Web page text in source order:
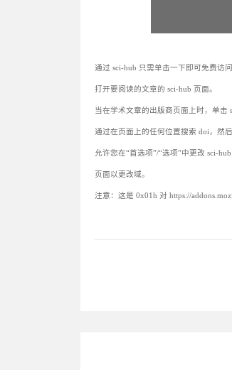
通过 sci-hub 只需单击一下即可免费访问
打开要阅读的文章的 sci-hub 页面。
当在学术文章的出版商页面上时，单击
通过在页面上的任何位置搜索 doi，然
允许您在“首选项”/“选项”中更改 sci-
页面以更改域。
注意：这是 0x01h 对 https://